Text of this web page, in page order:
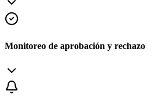
Monitoreo de aprobación y rechazo